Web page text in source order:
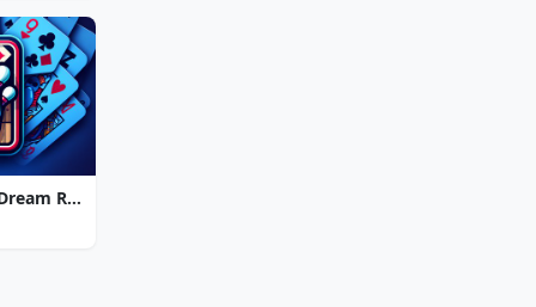
Strike Solitaire 3: Dream Resort